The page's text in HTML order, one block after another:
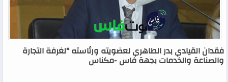
فقدان القيادي بدر الطاهري لعضويته ورئاسته “لغرفة التجارة
والصناعة والخدمات بجهة فاس -مكناس